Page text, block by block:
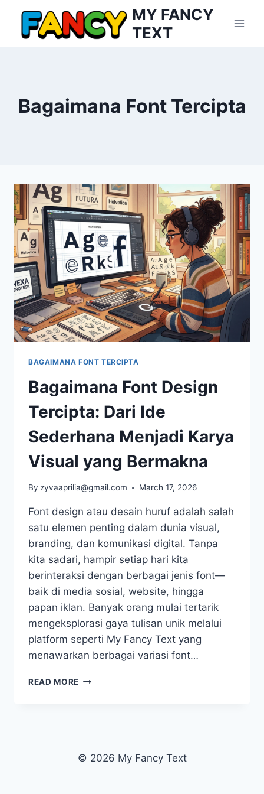
content
MY FANCY
TEXT
Bagaimana Font Tercipta
BAGAIMANA FONT TERCIPTA
Bagaimana Font Design
Tercipta: Dari Ide
Sederhana Menjadi Karya
Visual yang Bermakna
By zyvaaprilia@gmail.com March 17, 2026
Font design atau desain huruf adalah salah
satu elemen penting dalam dunia visual,
branding, dan komunikasi digital. Tanpa
kita sadari, hampir setiap hari kita
berinteraksi dengan berbagai jenis font—
baik di media sosial, website, hingga
papan iklan. Banyak orang mulai tertarik
mengeksplorasi gaya tulisan unik melalui
platform seperti My Fancy Text yang
menawarkan berbagai variasi font…
READ MORE BAGAIMANA
SEDERHANA
© 2026 My Fancy Text